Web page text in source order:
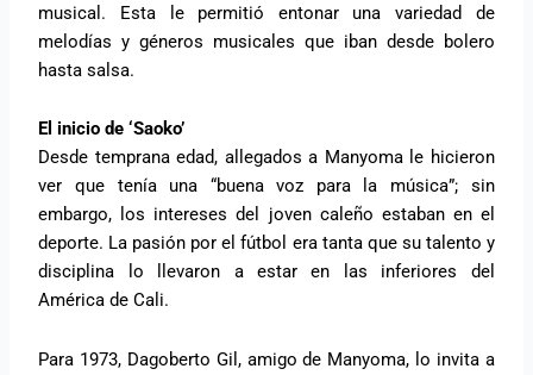
musical. Esta le permitió entonar una variedad de
melodías y géneros musicales que iban desde bolero
hasta salsa.
El inicio de ‘Saoko’
Desde temprana edad, allegados a Manyoma le hicieron
ver que tenía una “buena voz para la música”; sin
embargo, los intereses del joven caleño estaban en el
deporte. La pasión por el fútbol era tanta que su talento y
disciplina lo llevaron a estar en las inferiores del
América de Cali.
Para 1973, Dagoberto Gil, amigo de Manyoma, lo invita a